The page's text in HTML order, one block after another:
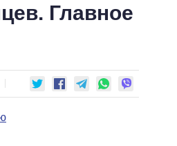
ПОЛИТИКОВ
Главное